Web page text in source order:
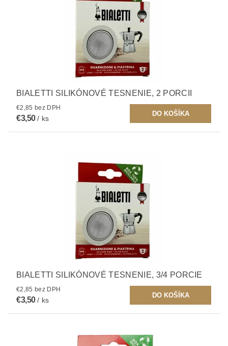
BIALETTI SILIKÓNOVÉ TESNENIE, 2 PORCII
€2,85 bez DPH
€3,50/ ks
BIALETTI SILIKÓNOVÉ TESNENIE, 3/4 PORCIE
€2,85 bez DPH
€3,50/ ks